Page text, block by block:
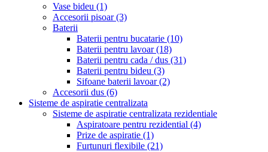
Vase bideu (1)
Accesorii pisoar(3)
Baterii
Baterii pentru bucatarie (10)
Baterii pentru lavoar(18)
Baterii pentru cada / dus (31)
Baterii pentru bideu (3)
Sifoane baterii lavoar(2)
Accesorii dus (6)
Sisteme de aspiratie centralizata
Sisteme de aspiratie centralizata rezidentiale
Aspiratoare pentru rezidential (4)
Prize de aspiratie (1)
Furtunuri flexibile (21)